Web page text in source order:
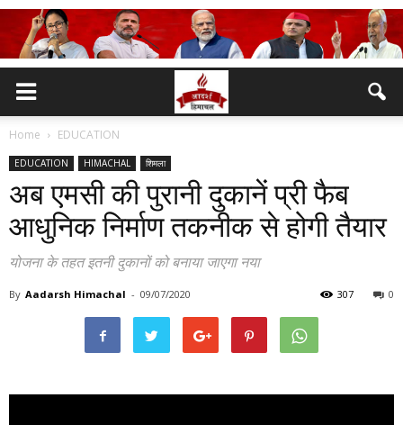
Home EDUCATION
EDUCATION HIMACHAL शिमला
अब एमसी की पुरानी दुकानें प्री फैब
आधुनिक निर्माण तकनीक से होगी तैयार
योजना के तहत इतनी दुकानों को बनाया जाएगा नया
By Aadarsh Himachal - 09/07/2020 0
307